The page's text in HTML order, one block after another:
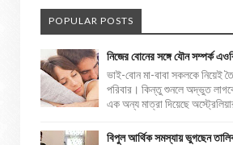
POPULAR POSTS
নিজের বোনের সঙ্গে যৌন সম্পর্ক
ভাই-বোন মা-বাবা সকলকে নিয়েই
পরিবার। কিন্তু শুনলে অদ্ভুত
এক অন্য মাত্রা দিয়েছে
বিপুল আর্থিক সমস্যায় ভুগছেন